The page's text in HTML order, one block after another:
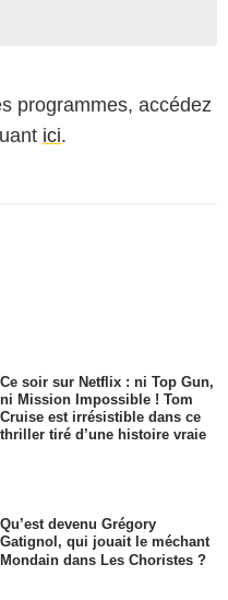
programmes, accédez
ici.
Ce soir sur Netflix : ni Top Gun,
ni Mission Impossible ! Tom
Cruise est irrésistible dans ce
thriller tiré d’une histoire vraie
Qu’est devenu Grégory
Gatignol, qui jouait le méchant
Mondain dans Les Choristes ?